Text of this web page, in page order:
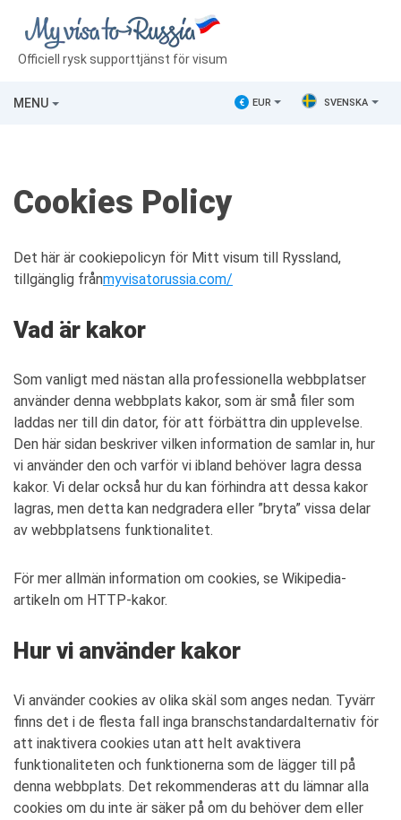
MENU € EUR SVENSKA
Officiell rysk supporttjänst för visum
Cookies Policy
Det här är cookiepolicyn för Mitt visum till Ryssland,
tillgänglig frånmyvisatorussia.com/
Vad är kakor
Som vanligt med nästan alla professionella webbplatser
använder denna webbplats kakor, som är små filer som
laddas ner till din dator, för att förbättra din upplevelse.
Den här sidan beskriver vilken information de samlar in, hur
vi använder den och varför vi ibland behöver lagra dessa
kakor. Vi delar också hur du kan förhindra att dessa kakor
lagras, men detta kan nedgradera eller ”bryta” vissa delar
av webbplatsens funktionalitet.
För mer allmän information om cookies, se Wikipedia-
artikeln om HTTP-kakor.
Hur vi använder kakor
Vi använder cookies av olika skäl som anges nedan. Tyvärr
finns det i de flesta fall inga branschstandardalternativ för
att inaktivera cookies utan att helt avaktivera
funktionaliteten och funktionerna som de lägger till på
denna webbplats. Det rekommenderas att du lämnar alla
cookies om du inte är säker på om du behöver dem eller